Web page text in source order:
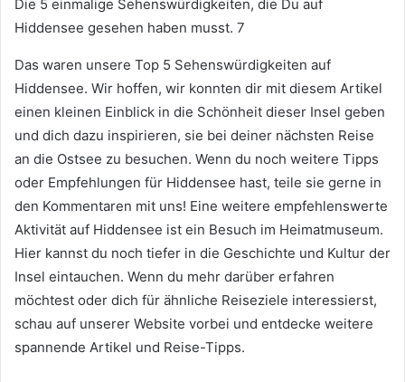
Die 5 einmalige Sehenswürdigkeiten, die Du auf
Hiddensee gesehen haben musst. 7
Das waren unsere Top 5 Sehenswürdigkeiten auf
Hiddensee. Wir hoffen, wir konnten dir mit diesem Artikel
einen kleinen Einblick in die Schönheit dieser Insel geben
und dich dazu inspirieren, sie bei deiner nächsten Reise
an die Ostsee zu besuchen. Wenn du noch weitere Tipps
oder Empfehlungen für Hiddensee hast, teile sie gerne in
den Kommentaren mit uns! Eine weitere empfehlenswerte
Aktivität auf Hiddensee ist ein Besuch im Heimatmuseum.
Hier kannst du noch tiefer in die Geschichte und Kultur der
Insel eintauchen. Wenn du mehr darüber erfahren
möchtest oder dich für ähnliche Reiseziele interessierst,
schau auf unserer Website vorbei und entdecke weitere
spannende Artikel und Reise-Tipps.